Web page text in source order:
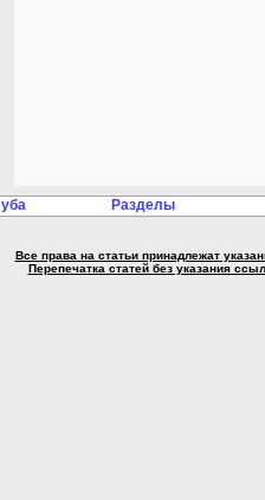
Разделы
Все права на статьи принадлежат
Перепечатка статей без указания